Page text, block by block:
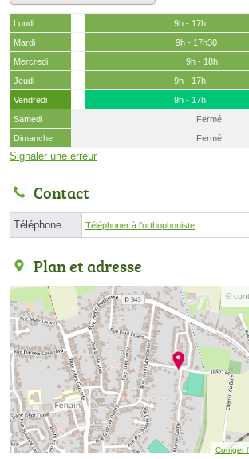
Lundi
9h - 17h
Mardi
9h - 17h30
Mercredi
9h - 18h
Jeudi
9h - 17h
Vendredi
9h - 17h
Samedi
Fermé
Dimanche
Fermé
Signaler une erreur
Contact
Téléphone Téléphoner à l'orthophoniste
Plan et adresse
©
Corriger